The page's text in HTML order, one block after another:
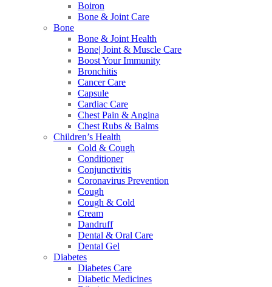
Boiron
Bone & Joint Care
Bone
Bone & Joint Health
Bone| Joint & Muscle Care
Boost Your Immunity
Bronchitis
Cancer Care
Capsule
Cardiac Care
Chest Pain & Angina
Chest Rubs & Balms
Children’s Health
Cold & Cough
Conditioner
Conjunctivitis
Coronavirus Prevention
Cough
Cough & Cold
Cream
Dandruff
Dental & Oral Care
Dental Gel
Diabetes
Diabetes Care
Diabetic Medicines